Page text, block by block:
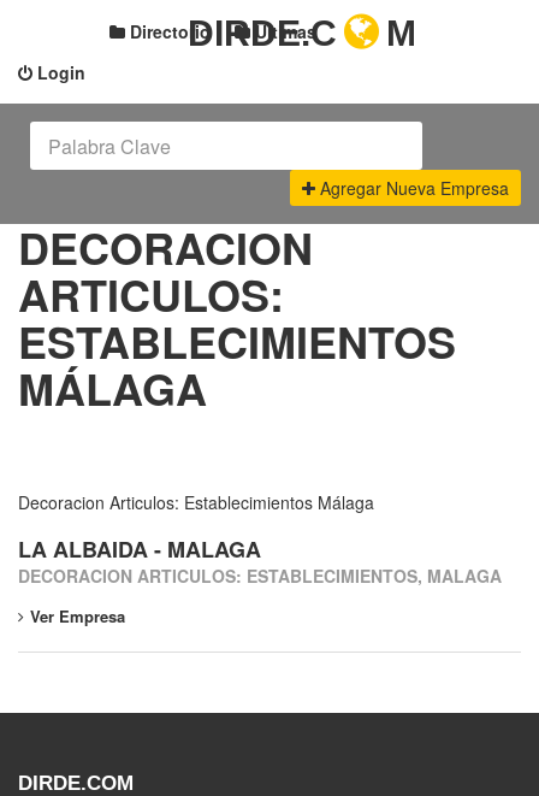
Login
Directorio Últimas
DIRDE.C M
Agregar Nueva Empresa
DECORACION
ARTICULOS:
ESTABLECIMIENTOS
MÁLAGA
Decoracion Articulos: Establecimientos Málaga
LA ALBAIDA - MALAGA
DECORACION ARTICULOS: ESTABLECIMIENTOS, MALAGA
Ver Empresa
DIRDE.COM